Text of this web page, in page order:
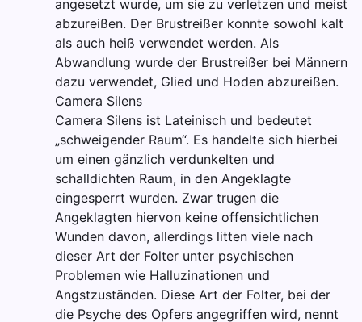
angesetzt wurde, um sie zu verletzen und meist
abzureißen. Der Brustreißer konnte sowohl kalt
als auch heiß verwendet werden. Als
Abwandlung wurde der Brustreißer bei Männern
dazu verwendet, Glied und Hoden abzureißen.
Camera Silens
Camera Silens ist Lateinisch und bedeutet
„schweigender Raum“. Es handelte sich hierbei
um einen gänzlich verdunkelten und
schalldichten Raum, in den Angeklagte
eingesperrt wurden. Zwar trugen die
Angeklagten hiervon keine offensichtlichen
Wunden davon, allerdings litten viele nach
dieser Art der Folter unter psychischen
Problemen wie Halluzinationen und
Angstzuständen. Diese Art der Folter, bei der
die Psyche des Opfers angegriffen wird, nennt